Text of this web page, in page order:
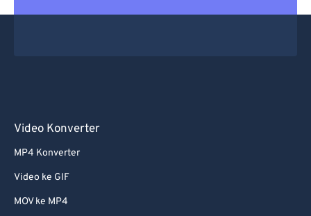
Video Konverter
MP4 Konverter
Video ke GIF
MOV ke MP4